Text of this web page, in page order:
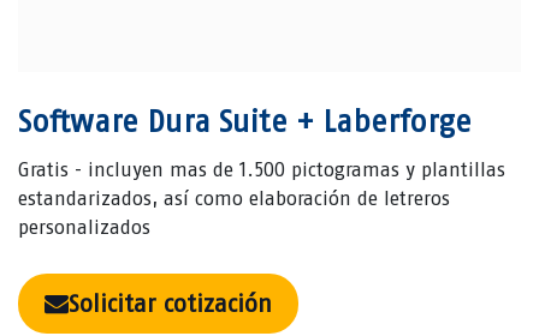
Software Dura Suite + Laberforge
Gratis - incluyen mas de 1.500 pictogramas y plantillas
estandarizados, así como elaboración de letreros
personalizados
Solicitar cotización